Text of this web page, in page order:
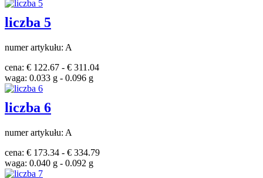
liczba 5
numer artykułu: A
cena: € 122.67 - € 311.04
waga: 0.033 g - 0.096 g
liczba 6
numer artykułu: A
cena: € 173.34 - € 334.79
waga: 0.040 g - 0.092 g